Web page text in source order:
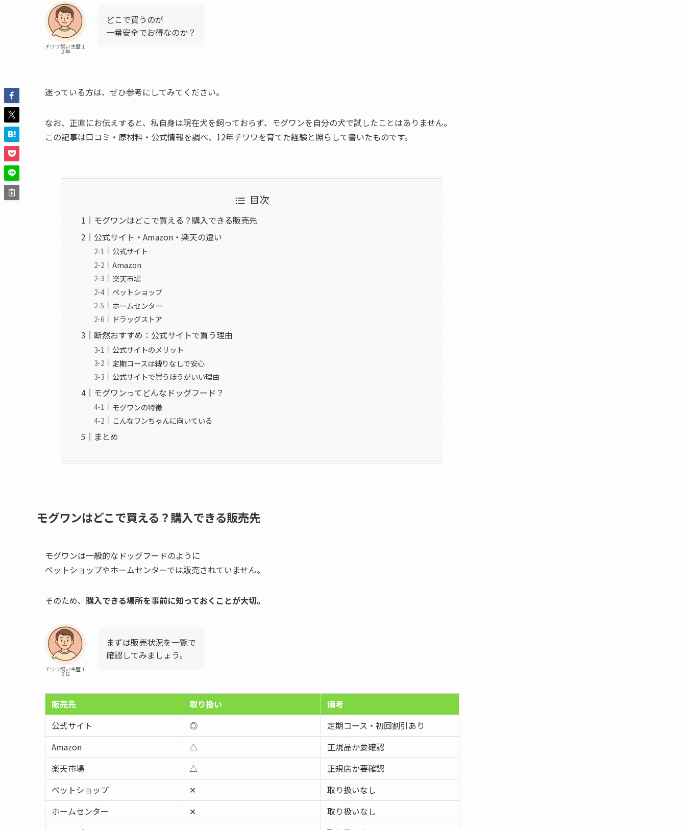
チワワ飼い主歴１
２年
どこで買うのが
一番安全でお得なのか？
迷っている方は、ぜひ参考にしてみてください。
なお、正直にお伝えすると、私自身は現在犬を飼っておらず、モグワンを自分の犬で試したことはありません。
この記事は口コミ・原材料・公式情報を調べ、12年チワワを育てた経験と照らして書いたものです。
目次
モグワンはどこで買える？購入できる販売先
公式サイト・Amazon・楽天の違い
公式サイト
Amazon
楽天市場
ペットショップ
ホームセンター
ドラッグストア
断然おすすめ：公式サイトで買う理由
公式サイトのメリット
定期コースは縛りなしで安心
公式サイトで買うほうがいい理由
モグワンってどんなドッグフード？
モグワンの特徴
こんなワンちゃんに向いている
まとめ
モグワンはどこで買える？購入できる販売先
モグワンは一般的なドッグフードのように
ペットショップやホームセンターでは販売されていません。
そのため、 購入できる場所を事前に知っておくことが大切。
チワワ飼い主歴１
２年
まずは販売状況を一覧で
確認してみましょう。
販売先 取り扱い
備考
公式サイト
◎
定期コース・初回割引あり
Amazon
△
正規品か要確認
楽天市場
△
正規店か要確認
ペットショップ
✕
取り扱いなし
ホームセンター
✕
取り扱いなし